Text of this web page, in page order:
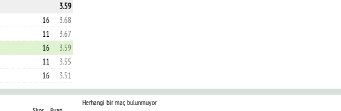
3.59
16
3.68
11
3.67
16
3.59
11
3.55
16 3.51
Herhangi bir maç bulunmuyor